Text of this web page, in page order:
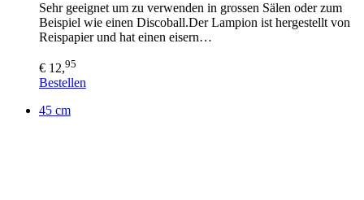
Sehr geeignet um zu verwenden in grossen Sälen oder zum
Beispiel wie einen Discoball.Der Lampion ist hergestellt von
Reispapier und hat einen eisern…
€ 12,95
Bestellen
45 cm